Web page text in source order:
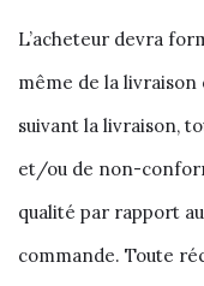
L’acheteur devra
même de la
suivant la livraison,
et/ou de non-
qualité par rapport
commande. Toute